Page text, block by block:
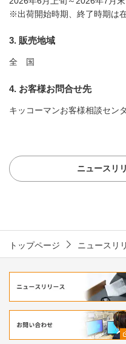
※出荷開始時期、終了時期は
3. 販売地域
全 国
4. お客様お問合せ先
キッコーマンお客様相談セ
ニュースリ
トップページ ニュースリ